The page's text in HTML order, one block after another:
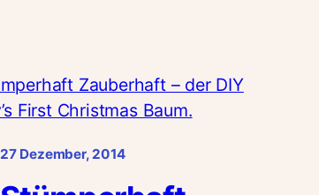
27 Dezember, 2014